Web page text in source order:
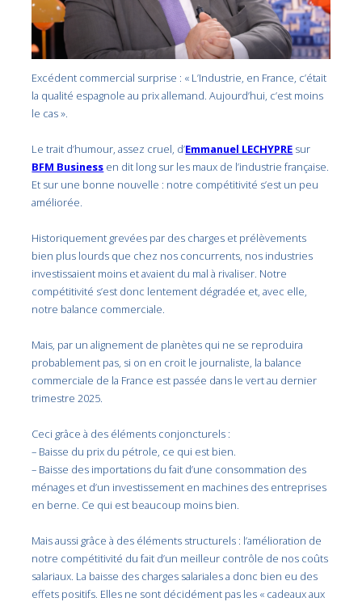
Excédent commercial surprise : « L’Industrie, en France, c’était
la qualité espagnole au prix allemand. Aujourd’hui, c’est moins
le cas ».
Le trait d’humour, assez cruel, d’Emmanuel LECHYPRE sur
BFM Business en dit long sur les maux de l’industrie française.
Et sur une bonne nouvelle : notre compétitivité s’est un peu
améliorée.
Historiquement grevées par des charges et prélèvements
bien plus lourds que chez nos concurrents, nos industries
investissaient moins et avaient du mal à rivaliser. Notre
compétitivité s’est donc lentement dégradée et, avec elle,
notre balance commerciale.
Mais, par un alignement de planètes qui ne se reproduira
probablement pas, si on en croit le journaliste, la balance
commerciale de la France est passée dans le vert au dernier
trimestre 2025.
Ceci grâce à des éléments conjoncturels :
– Baisse du prix du pétrole, ce qui est bien.
– Baisse des importations du fait d’une consommation des
ménages et d’un investissement en machines des entreprises
en berne. Ce qui est beaucoup moins bien.
Mais aussi grâce à des éléments structurels : l’amélioration de
notre compétitivité du fait d’un meilleur contrôle de nos coûts
salariaux. La baisse des charges salariales a donc bien eu des
effets positifs. Elles ne sont décidément pas les « cadeaux aux